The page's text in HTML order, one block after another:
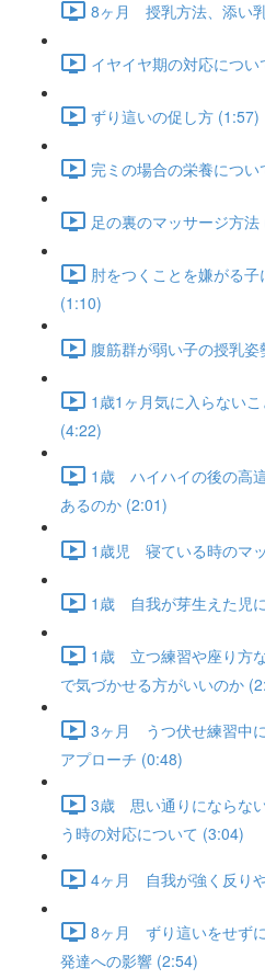
8ヶ月 授乳方法、添い
イヤイヤ期の対応につ
ずり這いの促し方 (1:57)
完ミの場合の栄養につ
足の裏のマッサージ方法
肘をつくことを嫌がる
(1:10)
腹筋群が弱い子の授乳
1歳1ヶ月気に入らない
(4:22)
1歳 ハイハイの後の高
あるのか (2:01)
1歳児 寝ている時のマ
1歳 自我が芽生えた児
1歳 立つ練習や座り方
で気づかせる方がいいのか
3ヶ月 うつ伏せ練習中
アプローチ (0:48)
3歳 思い通りにならな
う時の対応について (3:04)
4ヶ月 自我が強く反り
8ヶ月 ずり這いをせず
発達への影響 (2:54)